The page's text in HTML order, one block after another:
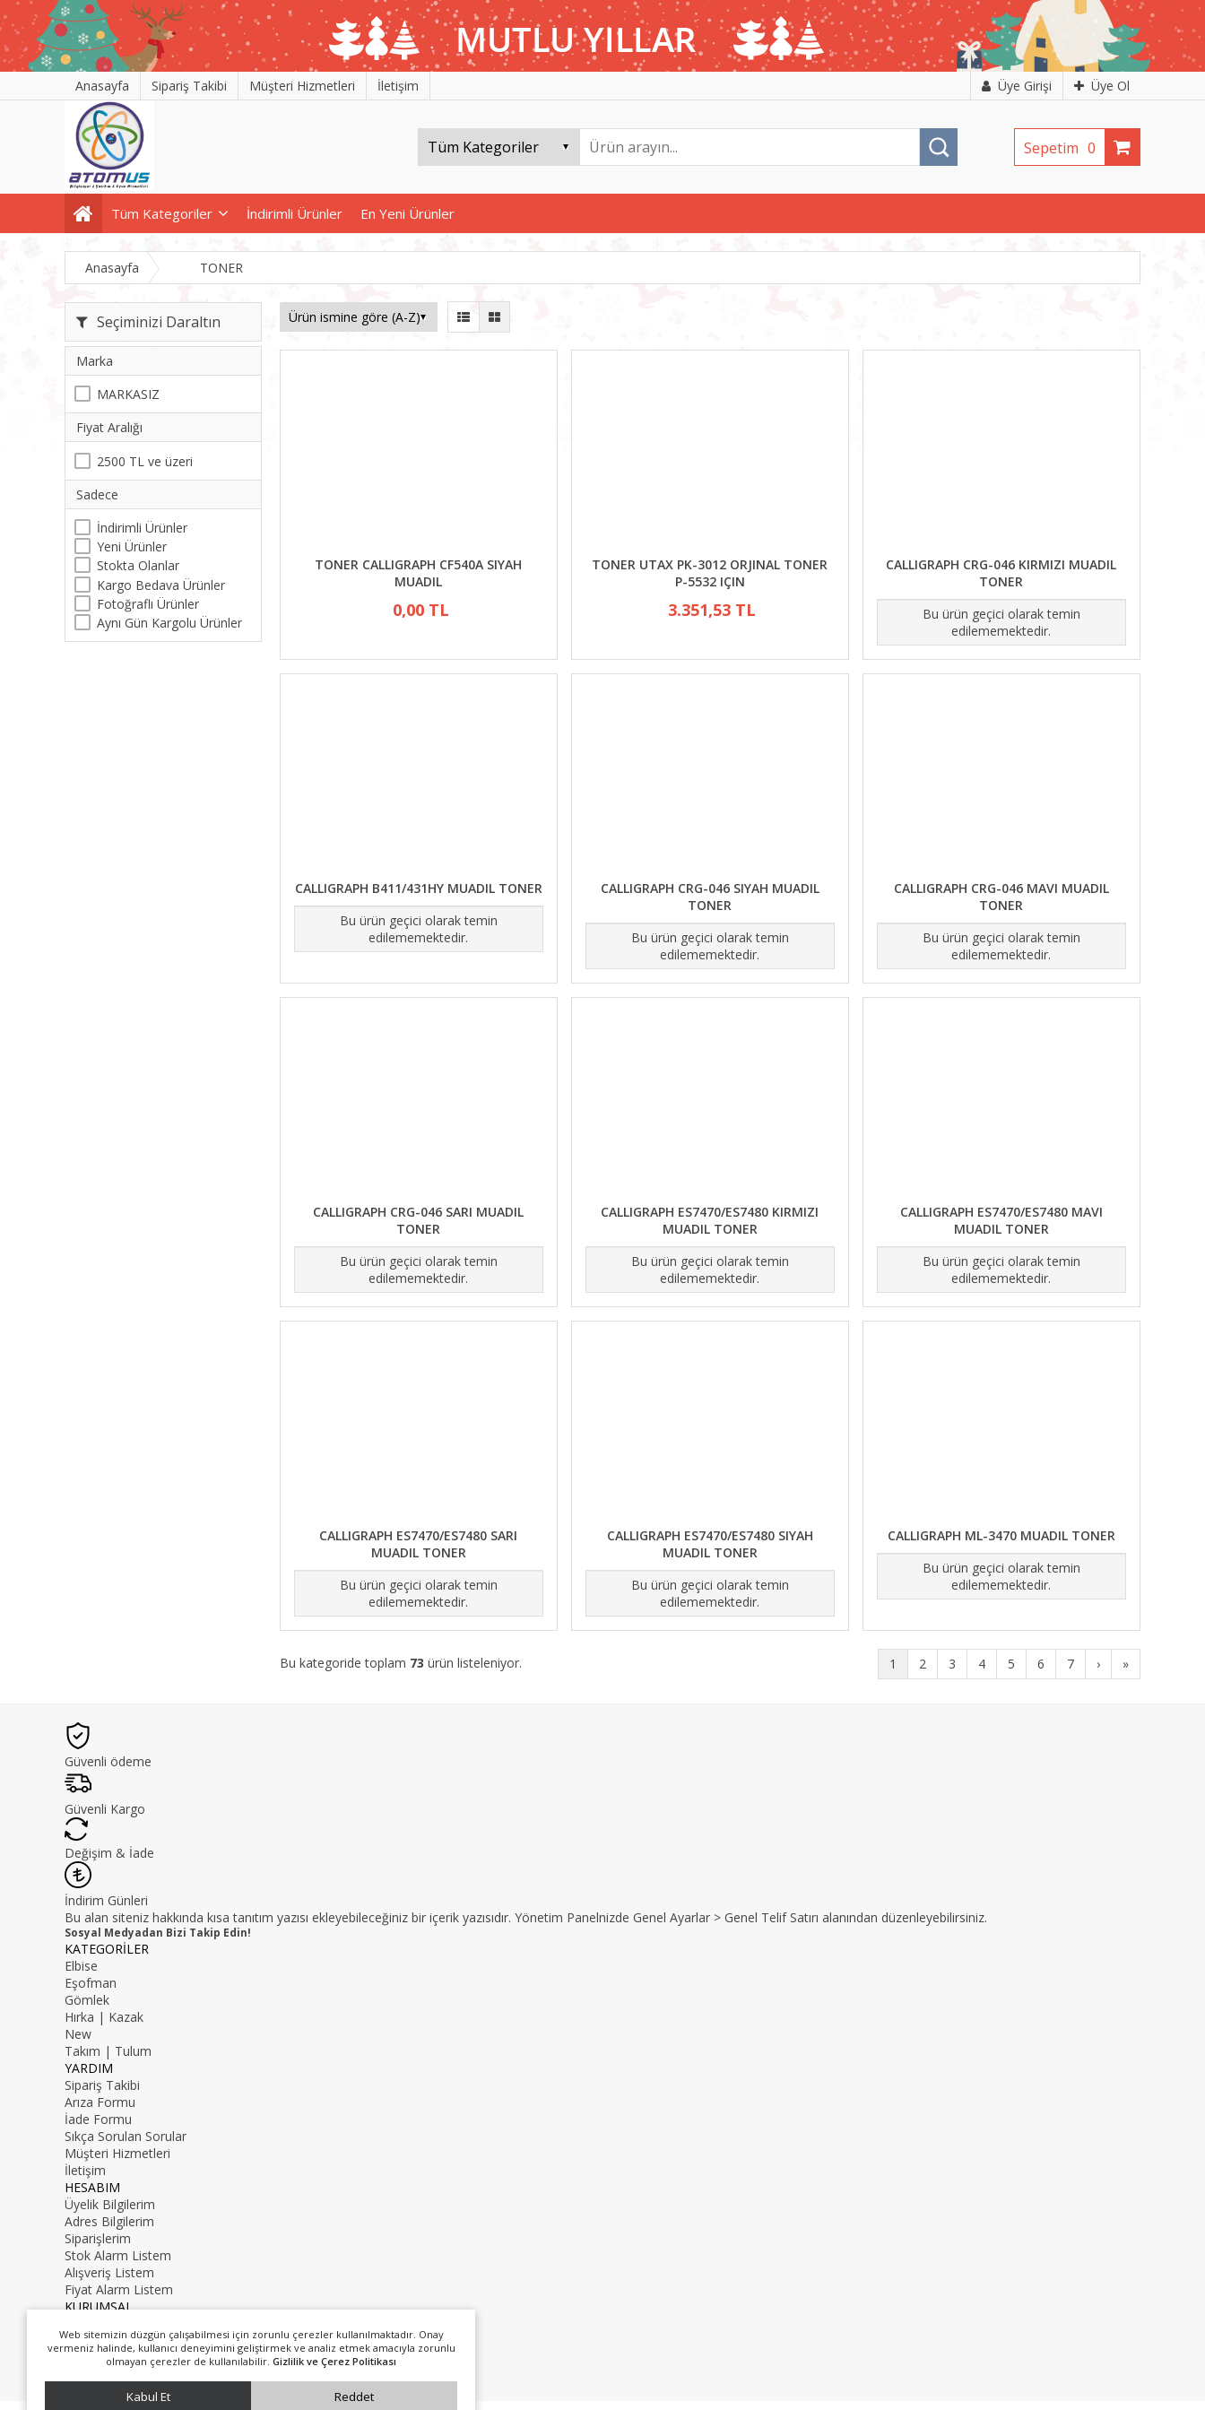
Anasayfa Sipariş Takibi Müşteri Hizmetleri İletişim Üye Girişi Üye Ol
Sepetim 0
Tüm Kategoriler İndirimli Ürünler En Yeni Ürünler
Web sitemizin düzgün çalışabilmesi için zorunlu çerezler kullanılmaktadır. Onay
vermeniz halinde, kullanıcı deneyimini geliştirmek ve analiz etmek amacıyla zorunlu
olmayan çerezler de kullanılabilir. Gizlilik ve Çerez Politikası
Kabul Et Reddet
Anasayfa TONER
Seçiminizi Daraltın
Marka
MARKASIZ
Fiyat Aralığı
2500 TL ve üzeri
Sadece
İndirimli Ürünler
Yeni Ürünler
Stokta Olanlar
Kargo Bedava Ürünler
Fotoğraflı Ürünler
Aynı Gün Kargolu Ürünler
TONER CALLIGRAPH CF540A SIYAH
MUADIL
0,00 TL
TONER UTAX PK-3012 ORJINAL TONER
P-5532 IÇIN
3.351,53 TL
CALLIGRAPH CRG-046 KIRMIZI MUADIL
TONER
Bu ürün geçici olarak temin
edilememektedir.
CALLIGRAPH B411/431HY MUADIL TONER
Bu ürün geçici olarak temin
edilememektedir.
CALLIGRAPH CRG-046 SIYAH MUADIL
TONER
Bu ürün geçici olarak temin
edilememektedir.
CALLIGRAPH CRG-046 MAVI MUADIL
TONER
Bu ürün geçici olarak temin
edilememektedir.
CALLIGRAPH CRG-046 SARI MUADIL
TONER
Bu ürün geçici olarak temin
edilememektedir.
CALLIGRAPH ES7470/ES7480 KIRMIZI
MUADIL TONER
Bu ürün geçici olarak temin
edilememektedir.
CALLIGRAPH ES7470/ES7480 MAVI
MUADIL TONER
Bu ürün geçici olarak temin
edilememektedir.
CALLIGRAPH ES7470/ES7480 SARI
MUADIL TONER
Bu ürün geçici olarak temin
edilememektedir.
CALLIGRAPH ES7470/ES7480 SIYAH
MUADIL TONER
Bu ürün geçici olarak temin
edilememektedir.
CALLIGRAPH ML-3470 MUADIL TONER
Bu ürün geçici olarak temin
edilememektedir.
Bu kategoride toplam 73 ürün listeleniyor. 1 2 3 4 5 6 7 › »
Güvenli ödeme
Güvenli Kargo
Değişim & İade
İndirim Günleri
Bu alan siteniz hakkında kısa tanıtım yazısı ekleyebileceğiniz bir içerik yazısıdır. Yönetim Panelnizde Genel Ayarlar > Genel Telif Satırı alanından düzenleyebilirsiniz.
Sosyal Medyadan Bizi Takip Edin!
KATEGORİLER
Elbise
Eşofman
Gömlek
Hırka | Kazak
New
Takım | Tulum
YARDIM
Sipariş Takibi
Arıza Formu
İade Formu
Sıkça Sorulan Sorular
Müşteri Hizmetleri
İletişim
HESABIM
Üyelik Bilgilerim
Adres Bilgilerim
Siparişlerim
Stok Alarm Listem
Alışveriş Listem
Fiyat Alarm Listem
KURUMSAL
Hakkımızda
0216 000 00 00